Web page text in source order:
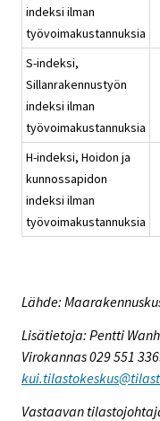
indeksi ilman
työvoimakustannuksia
S-indeksi,
Sillanrakennustyön
indeksi ilman
työvoimakustannuksia
H-indeksi, Hoidon ja
kunnossapidon
indeksi ilman
työvoimakustannuksia
Lähde:
Lisätietoja: Pentti
Virokannas 029 551
Vastaavan